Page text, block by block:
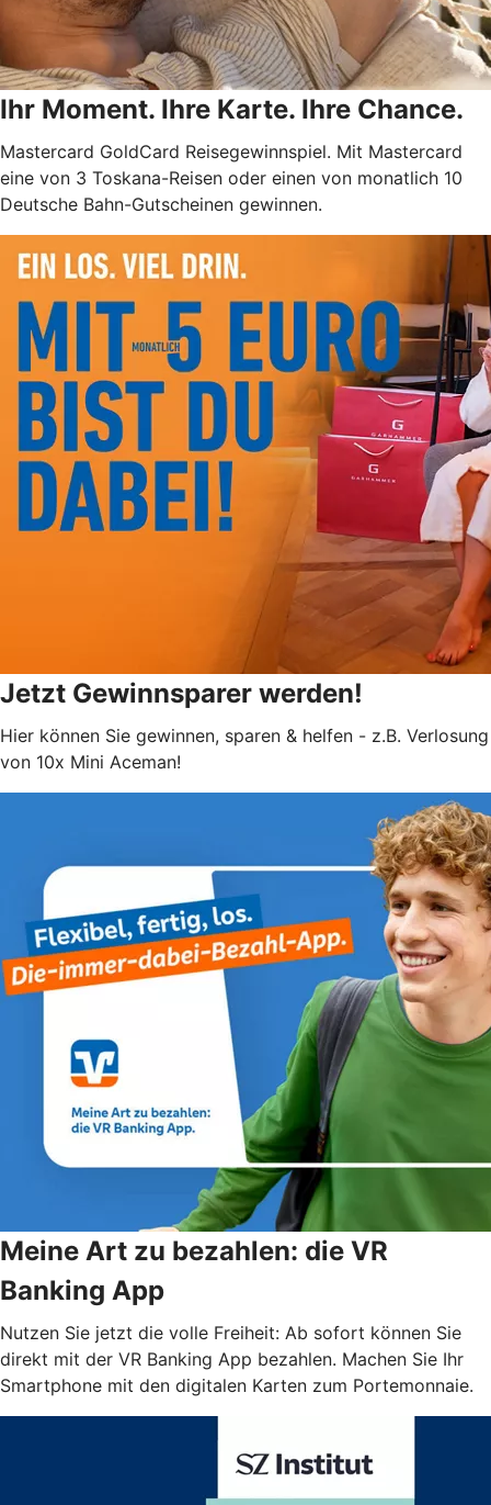
Ihr Moment. Ihre Karte. Ihre Chance.
Mastercard GoldCard Reisegewinnspiel. Mit Mastercard
eine von 3 Toskana-Reisen oder einen von monatlich 10
Deutsche Bahn-Gutscheinen gewinnen.
Jetzt Gewinnsparer werden!
Hier können Sie gewinnen, sparen & helfen - z.B. Verlosung
von 10x Mini Aceman!
Meine Art zu bezahlen: die VR
Banking App
Nutzen Sie jetzt die volle Freiheit: Ab sofort können Sie
direkt mit der VR Banking App bezahlen. Machen Sie Ihr
Smartphone mit den digitalen Karten zum Portemonnaie.